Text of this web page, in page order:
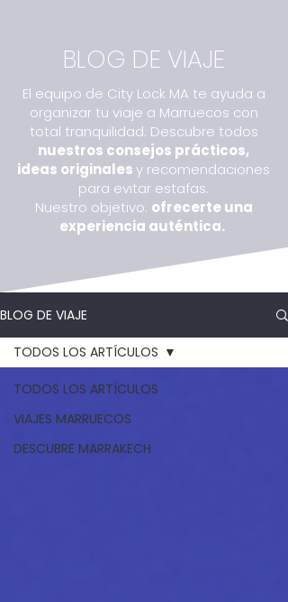
BLOG DE VIAJE
El equipo de City Lock MA te ayuda a
organizar tu viaje a Marruecos con
total tranquilidad. Descubre todos
nuestros consejos prácticos,
ideas originalesy recomendaciones
para evitar estafas.
Nuestro objetivo: ofrecerte una
experiencia auténtica.
BLOG DE VIAJE
TODOS LOS ARTÍCULOS
VIAJES MARRUECOS
DESCUBRE MARRAKECH
TODOS LOS ARTÍCULOS